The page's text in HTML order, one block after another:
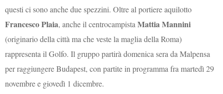
questi ci sono anche due spezzini. Oltre al portiere aquilotto
Francesco Plaia, anche il centrocampistaMattia Mannini
(originario della città ma che veste la maglia della Roma)
rappresenta il Golfo. Il gruppo partirà domenica sera da Malpensa
per raggiungere Budapest, con partite in programma fra martedì 29
novembre e giovedì 1 dicembre.